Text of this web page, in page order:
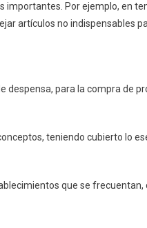
importantes. Por ejemplo, en
artículos no indispensables
despensa, para la compra de
teniendo cubierto lo
que se